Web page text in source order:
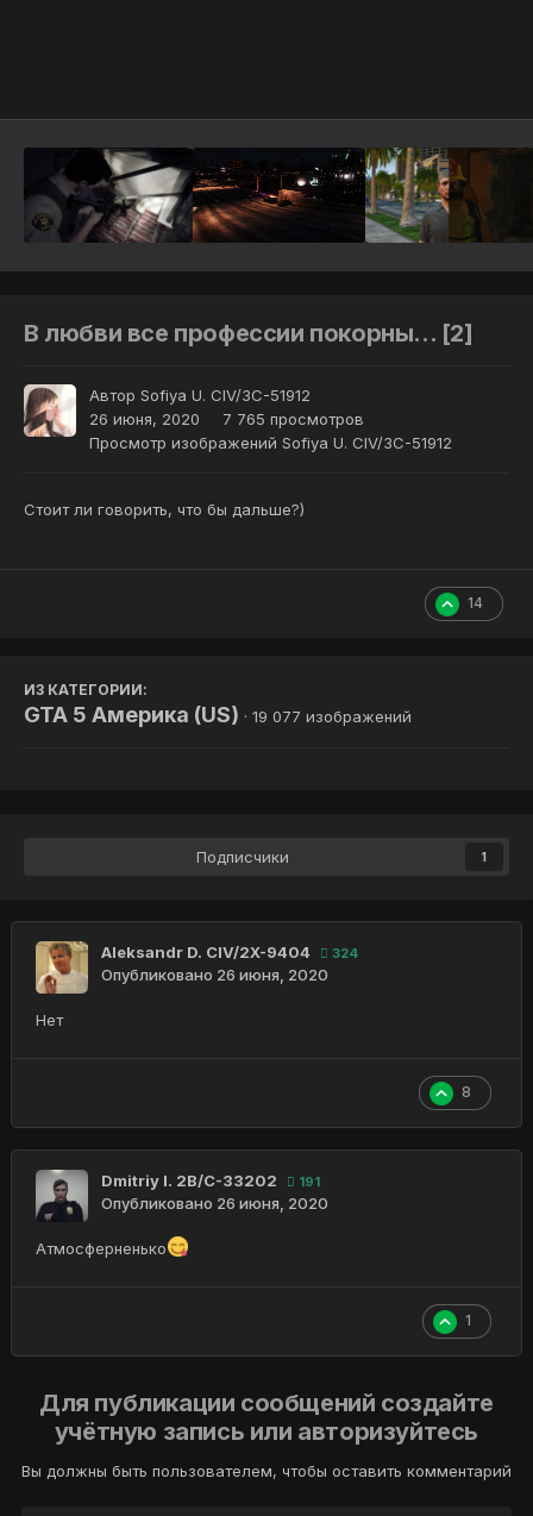
В любви все профессии покорны... [2]
Автор Sofiya U. CIV/3C-51912
26 июня, 2020
7 765 просмотров
Просмотр изображений Sofiya U. CIV/3C-51912
Стоит ли говорить, что бы дальше?)
14
ИЗ КАТЕГОРИИ:
GTA 5 Америка (US) · 19 077 изображений
Подписчики 1
Aleksandr D. CIV/2X-9404 324
Опубликовано 26 июня, 2020
Нет
8
Dmitriy I. 2B/C-33202 191
Опубликовано 26 июня, 2020
Атмосферненько
1
Для публикации сообщений создайте
учётную запись или авторизуйтесь
Вы должны быть пользователем, чтобы оставить комментарий